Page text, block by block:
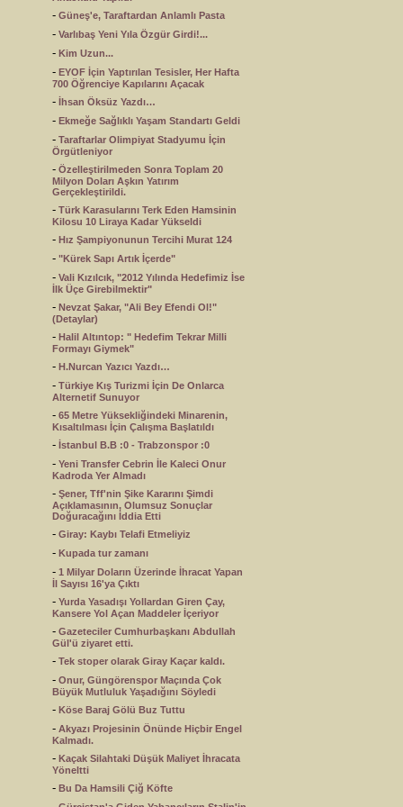
- Güneş'e, Taraftardan Anlamlı Pasta
- Varlıbaş Yeni Yıla Özgür Girdi!...
- Kim Uzun...
- EYOF İçin Yaptırılan Tesisler, Her Hafta
700 Öğrenciye Kapılarını Açacak
- İhsan Öksüz Yazdı…
- Ekmeğe Sağlıklı Yaşam Standartı Geldi
- Taraftarlar Olimpiyat Stadyumu İçin
Örgütleniyor
- Özelleştirilmeden Sonra Toplam 20
Milyon Doları Aşkın Yatırım
Gerçekleştirildi.
- Türk Karasularını Terk Eden Hamsinin
Kilosu 10 Liraya Kadar Yükseldi
- Hız Şampiyonunun Tercihi Murat 124
- "Kürek Sapı Artık İçerde"
- Vali Kızılcık, "2012 Yılında Hedefimiz İse
İlk Üçe Girebilmektir"
- Nevzat Şakar, "Ali Bey Efendi Ol!"
(Detaylar)
- Halil Altıntop: " Hedefim Tekrar Milli
Formayı Giymek"
- H.Nurcan Yazıcı Yazdı…
- Türkiye Kış Turizmi İçin De Onlarca
Alternetif Sunuyor
- 65 Metre Yüksekliğindeki Minarenin,
Kısaltılması İçin Çalışma Başlatıldı
- İstanbul B.B :0 - Trabzonspor :0
- Yeni Transfer Cebrin İle Kaleci Onur
Kadroda Yer Almadı
- Şener, Tff'nin Şike Kararını Şimdi
Açıklamasının, Olumsuz Sonuçlar
Doğuracağını İddia Etti
- Giray: Kaybı Telafi Etmeliyiz
- Kupada tur zamanı
- 1 Milyar Doların Üzerinde İhracat Yapan
İl Sayısı 16'ya Çıktı
- Yurda Yasadışı Yollardan Giren Çay,
Kansere Yol Açan Maddeler İçeriyor
- Gazeteciler Cumhurbaşkanı Abdullah
Gül'ü ziyaret etti.
- Tek stoper olarak Giray Kaçar kaldı.
- Onur, Güngörenspor Maçında Çok
Büyük Mutluluk Yaşadığını Söyledi
- Köse Baraj Gölü Buz Tuttu
- Akyazı Projesinin Önünde Hiçbir Engel
Kalmadı.
- Kaçak Silahtaki Düşük Maliyet İhracata
Yöneltti
- Bu Da Hamsili Çiğ Köfte